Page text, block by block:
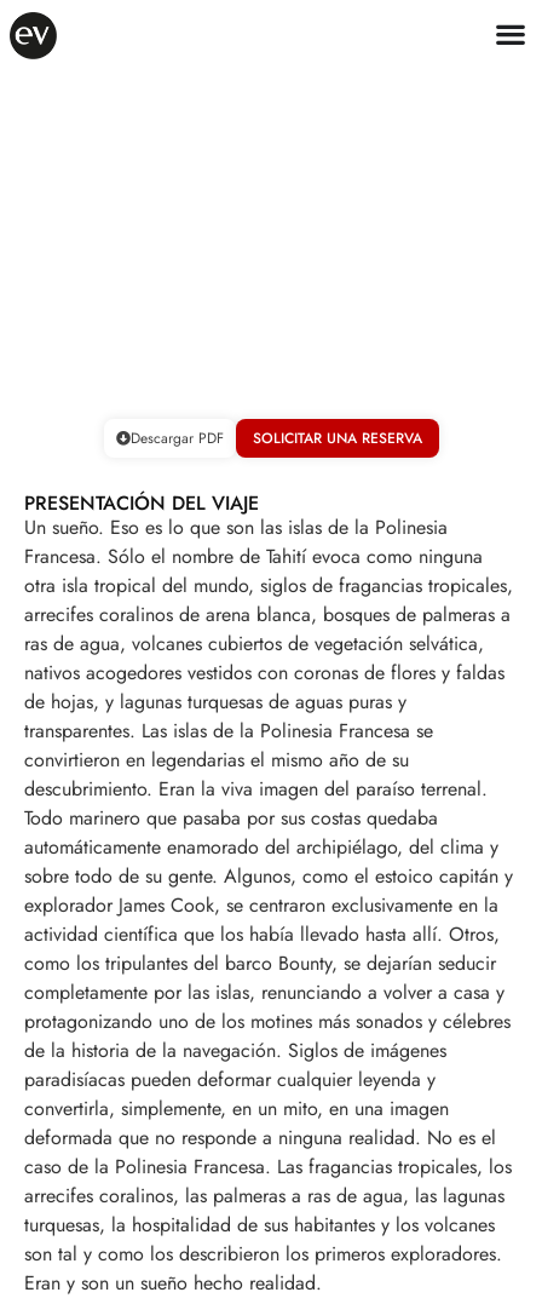
Descargar PDF SOLICITAR UNA RESERVA
PRESENTACIÓN DEL VIAJE
Un sueño. Eso es lo que son las islas de la Polinesia
Francesa. Sólo el nombre de Tahití evoca como ninguna
otra isla tropical del mundo, siglos de fragancias tropicales,
arrecifes coralinos de arena blanca, bosques de palmeras a
ras de agua, volcanes cubiertos de vegetación selvática,
nativos acogedores vestidos con coronas de flores y faldas
de hojas, y lagunas turquesas de aguas puras y
transparentes. Las islas de la Polinesia Francesa se
convirtieron en legendarias el mismo año de su
descubrimiento. Eran la viva imagen del paraíso terrenal.
Todo marinero que pasaba por sus costas quedaba
automáticamente enamorado del archipiélago, del clima y
sobre todo de su gente. Algunos, como el estoico capitán y
explorador James Cook, se centraron exclusivamente en la
actividad científica que los había llevado hasta allí. Otros,
como los tripulantes del barco Bounty, se dejarían seducir
completamente por las islas, renunciando a volver a casa y
protagonizando uno de los motines más sonados y célebres
de la historia de la navegación. Siglos de imágenes
paradisíacas pueden deformar cualquier leyenda y
convertirla, simplemente, en un mito, en una imagen
deformada que no responde a ninguna realidad. No es el
caso de la Polinesia Francesa. Las fragancias tropicales, los
arrecifes coralinos, las palmeras a ras de agua, las lagunas
turquesas, la hospitalidad de sus habitantes y los volcanes
son tal y como los describieron los primeros exploradores.
Eran y son un sueño hecho realidad.